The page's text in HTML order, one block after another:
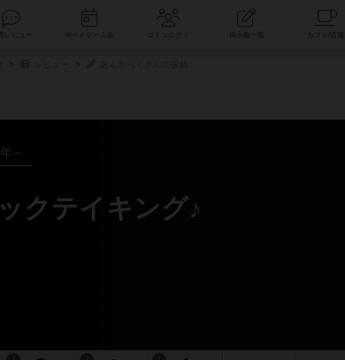
コミュニティ
～
クテイキング♪